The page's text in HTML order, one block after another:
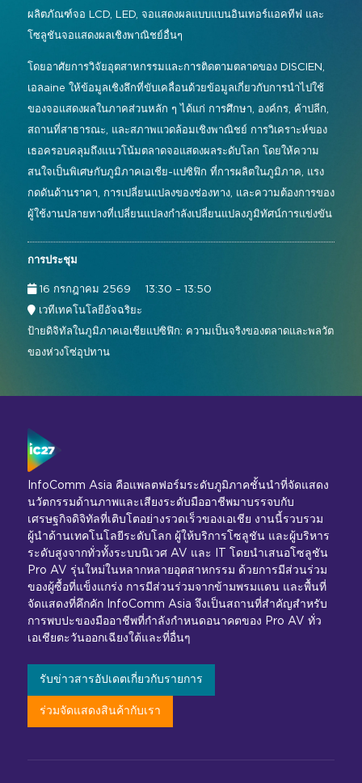
การวางผังเมือง
ผลิตภัณฑ์จอ LCD, LED, จอแสดงผลแบบแบนอินเทอร์แอคทีฟ และ
โซลูชันจอแสดงผลเชิงพาณิชย์อื่นๆ
โดยอาศัยการวิจัยอุตสาหกรรมและการติดตามตลาดของ DISCIEN,
เอลaine ให้ข้อมูลเชิงลึกที่ขับเคลื่อนด้วยข้อมูลเกี่ยวกับการนำไปใช้
ของจอแสดงผลในภาคส่วนหลัก ๆ ได้แก่ การศึกษา, องค์กร, ค้าปลีก,
สถานที่สาธารณะ, และสภาพแวดล้อมเชิงพาณิชย์ การวิเคราะห์ของ
เธอครอบคลุมถึงแนวโน้มตลาดจอแสดงผลระดับโลก โดยให้ความ
สนใจเป็นพิเศษกับภูมิภาคเอเชีย-แปซิฟิก ที่การผลิตในภูมิภาค, แรง
กดดันด้านราคา, การเปลี่ยนแปลงของช่องทาง, และความต้องการของ
ผู้ใช้งานปลายทางที่เปลี่ยนแปลงกำลังเปลี่ยนแปลงภูมิทัศน์การแข่งขัน
การประชุม
16 กรกฎาคม 2569
13:30 – 13:50
เวทีเทคโนโลยีอัจฉริยะ
ป้ายดิจิทัลในภูมิภาคเอเชียแปซิฟิก: ความเป็นจริงของตลาดและพลวัต
ของห่วงโซ่อุปทาน
InfoComm Asia คือแพลตฟอร์มระดับภูมิภาคชั้นนำที่จัดแสดง
นวัตกรรมด้านภาพและเสียงระดับมืออาชีพมาบรรจบกับ
เศรษฐกิจดิจิทัลที่เติบโตอย่างรวดเร็วของเอเชีย งานนี้รวบรวม
ผู้นำด้านเทคโนโลยีระดับโลก ผู้ให้บริการโซลูชัน และผู้บริหาร
ระดับสูงจากทั่วทั้งระบบนิเวศ AV และ IT โดยนำเสนอโซลูชัน
Pro AV รุ่นใหม่ในหลากหลายอุตสาหกรรม ด้วยการมีส่วนร่วม
ของผู้ซื้อที่แข็งแกร่ง การมีส่วนร่วมจากข้ามพรมแดน และพื้นที่
จัดแสดงที่คึกคัก InfoComm Asia จึงเป็นสถานที่สำคัญสำหรับ
การพบปะของมืออาชีพที่กำลังกำหนดอนาคตของ Pro AV ทั่ว
เอเชียตะวันออกเฉียงใต้และที่อื่นๆ
รับข่าวสารอัปเดตเกี่ยวกับรายการ
ร่วมจัดแสดงสินค้ากับเรา